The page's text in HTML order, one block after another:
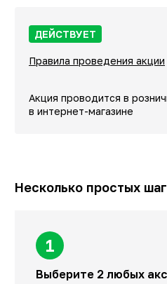
ДЕЙСТВУЕТ
Правила проведения акции
Акция проводится в
в интернет-магазине
Несколько простых
1
Выберите 2 любых